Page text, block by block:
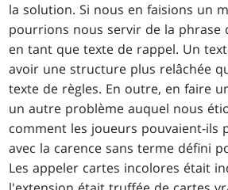
la solution. Si nous en faisions un
pourrions nous servir de la phrase
en tant que texte de rappel. Un
avoir une structure plus relâchée
texte de règles. En outre, en faire
un autre problème auquel nous
comment les joueurs pouvaient-ils
avec la carence sans terme défini
Les appeler cartes incolores était